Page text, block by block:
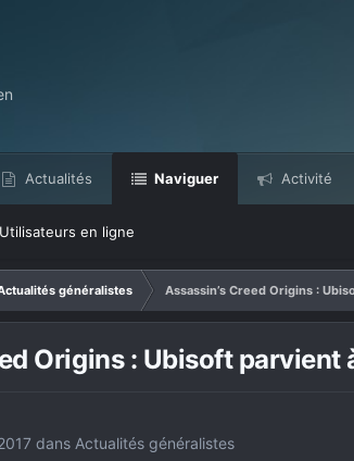
Actualités Naviguer
Utilisateurs en ligne
Activité
généralistes
Assassin’s Creed Origins :
Origins : Ubisoft
dans Actualités généralistes